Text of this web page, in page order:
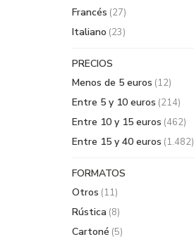
Francés (27)
Italiano (23)
PRECIOS
Menos de 5 euros (12)
Entre 5 y 10 euros (214)
Entre 10 y 15 euros (462)
Entre 15 y 40 euros (1.482)
FORMATOS
Otros (11)
Rústica (8)
Cartoné (5)